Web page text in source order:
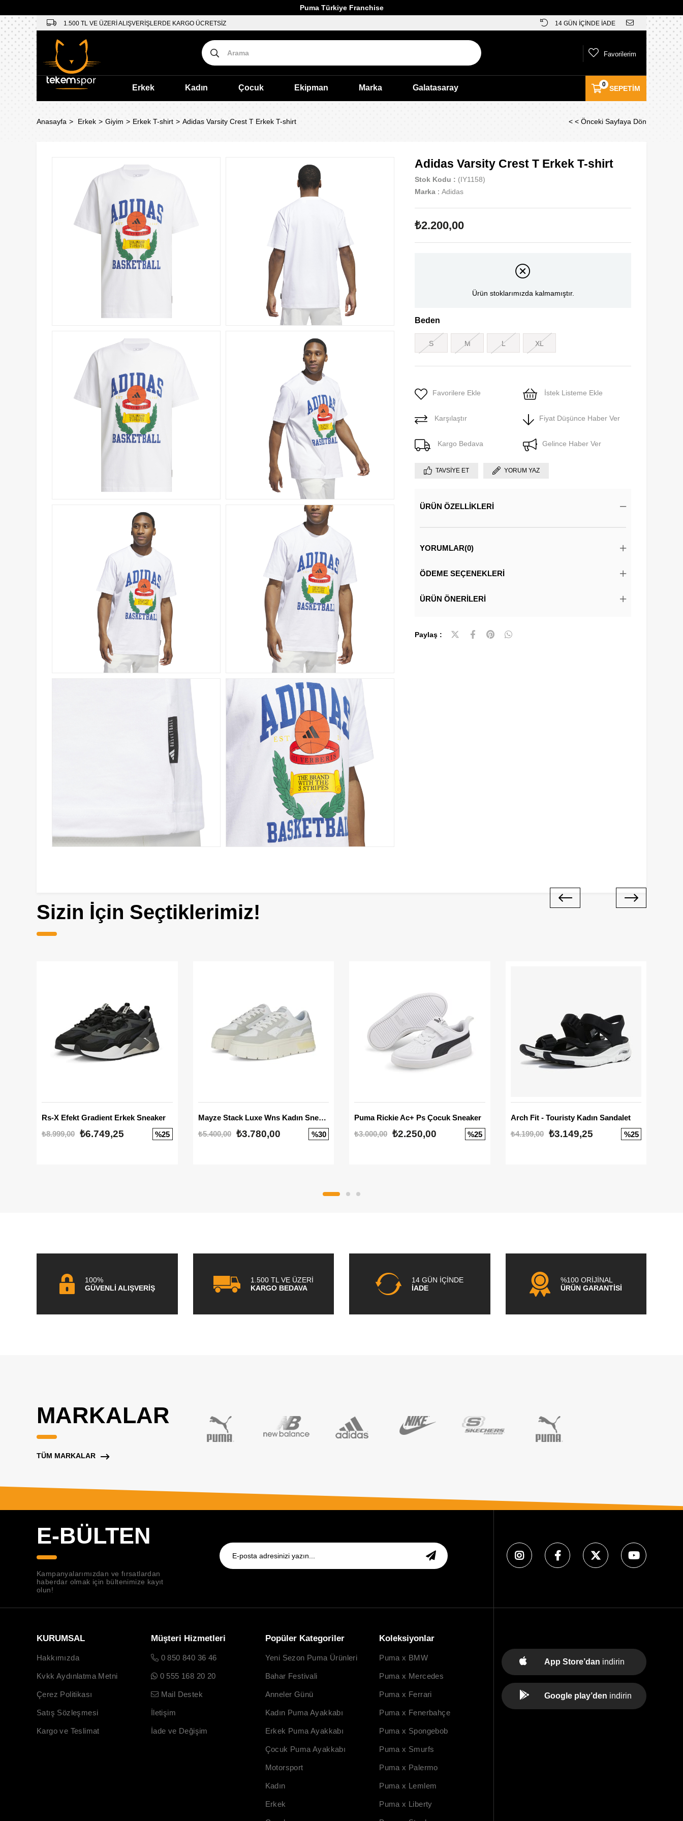
Puma Türkiye Franchise
1.500 TL VE ÜZERİ ALIŞVERİŞLERDE KARGO ÜCRETSİZ 14 GÜN İÇİNDE İADE
SEPETIM
0
Favorilerim
Erkek Kadın Çocuk Ekipman Marka Galatasaray
Anasayfa Erkek Giyim Erkek T-shirt Adidas Varsity Crest T Erkek T-shirt < < Önceki Sayfaya Dön
Adidas Varsity Crest T Erkek T-shirt
Stok Kodu
(IY1158)
Marka : Adidas
₺2.200,00
Ürün stoklarımızda kalmamıştır.
Beden
S M L XL
Favorilere Ekle İstek Listeme Ekle
Karşılaştır Fiyat Düşünce Haber Ver
Kargo Bedava Gelince Haber Ver
TAVSIYE ET YORUM YAZ
ÜRÜN ÖZELLIKLERI
YORUMLAR(0)
ÖDEME SEÇENEKLERI
ÜRÜN ÖNERILERI
Paylaş :
Sizin İçin Seçtiklerimiz!
Rs-X Efekt Gradient Erkek Sneaker
₺8.999,00 ₺6.749,25 %25
Mayze Stack Luxe Wns Kadın Sneaker
₺5.400,00
₺3.780,00 %30
Puma Rickie Ac+ Ps Çocuk Sneaker
₺3.000,00 ₺2.250,00 %25
Arch Fit - Touristy Kadın Sandalet
₺4.199,00
₺3.149,25 %25
100%
GÜVENLİ ALIŞVERİŞ
1.500 TL VE ÜZERİ
KARGO BEDAVA
14 GÜN İÇİNDE
İADE
%100 ORİJİNAL
ÜRÜN GARANTİSİ
MARKALAR
TÜM MARKALAR
E-BÜLTEN
Kampanyalarımızdan ve fırsatlardan
haberdar olmak için bültenimize kayıt
olun!
KURUMSAL
Hakkımızda
Kvkk Aydınlatma Metni
Çerez Politikası
Satış Sözleşmesi
Kargo ve Teslimat
Müşteri Hizmetleri
0 850 840 36 46
0 555 168 20 20
Mail Destek
İletişim
İade ve Değişim
Popüler Kategoriler
Yeni Sezon Puma Ürünleri
Bahar Festivali
Anneler Günü
Kadın Puma Ayakkabı
Erkek Puma Ayakkabı
Çocuk Puma Ayakkabı
Motorsport
Kadın
Erkek
Koleksiyonlar
Puma x BMW
Puma x Mercedes
Puma x Ferrari
Puma x Fenerbahçe
Puma x Spongebob
Puma x Smurfs
Puma x Palermo
Puma x Lemlem
Puma x Liberty
App Store’dan indirin
Google play’den indirin